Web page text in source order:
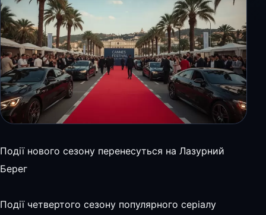
Події нового сезону перенесуться на Лазурний
Берег
Події четвертого сезону популярного серіалу